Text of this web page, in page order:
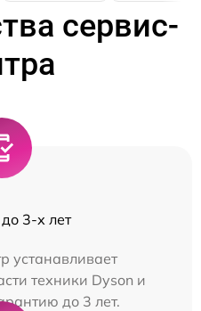
сервис-
3-х лет
устанавливает
техники Dyson и
до 3 лет.